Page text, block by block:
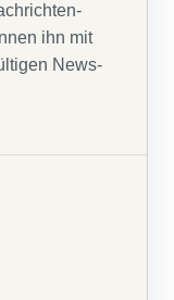
ihn mit
News-